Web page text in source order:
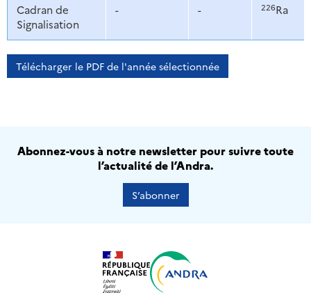
Cadran de
Signalisation
- - 226Ra
Télécharger le PDF de l'année sélectionnée
Abonnez-vous à notre newsletter pour suivre toute
l’actualité de l’Andra.
S’abonner